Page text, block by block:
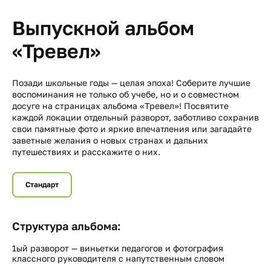
Выпускной альбом
«Тревел»
Позади школьные годы — целая эпоха! Соберите лучшие
воспоминания не только об учебе, но и о совместном
досуге на страницах альбома «Тревел»! Посвятите
каждой локации отдельный разворот, заботливо сохранив
свои памятные фото и яркие впечатления или загадайте
заветные желания о новых странах и дальних
путешествиях и расскажите о них.
Стандарт
Структура альбома:
1ый разворот — виньетки педагогов и фотография
классного руководителя с напутственным словом